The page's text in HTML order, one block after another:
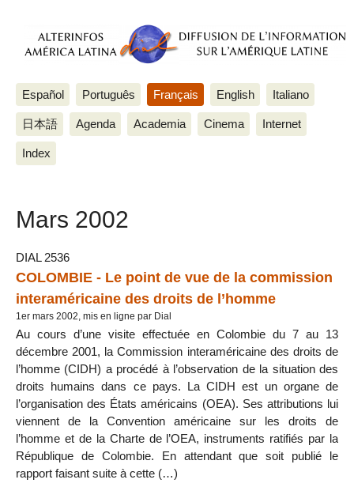
Español Português Français English Italiano
日本語 Agenda Academia Cinema Internet
Index
Mars 2002
DIAL 2536
COLOMBIE - Le point de vue de la commission
interaméricaine des droits de l’homme
1er mars 2002, mis en ligne par Dial
Au cours d’une visite effectuée en Colombie du 7 au 13
décembre 2001, la Commission interaméricaine des droits de
l’homme (CIDH) a procédé à l’observation de la situation des
droits humains dans ce pays. La CIDH est un organe de
l’organisation des États américains (OEA). Ses attributions lui
viennent de la Convention américaine sur les droits de
l’homme et de la Charte de l’OEA, instruments ratifiés par la
République de Colombie. En attendant que soit publié le
rapport faisant suite à cette (…)